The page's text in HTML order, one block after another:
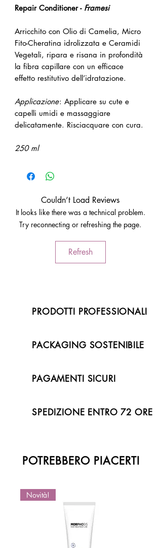
Repair Conditioner - Framesi
Arricchito con Olio di Camelia, Micro
Fito-Cheratina idrolizzata e Ceramidi
Vegetali, ripara e risana in profondità
la fibra capillare con un efficace
effetto restitutivo dell’idratazione.
Applicazione: Applicare su cute e
capelli umidi e massaggiare
delicatamente. Risciacquare con cura.
250 ml
Couldn’t Load Reviews
It looks like there was a technical problem.
Try reconnecting or refreshing the page.
Refresh
PRODOTTI PROFESSIONALI
PACKAGING SOSTENIBILE
PAGAMENTI SICURI
SPEDIZIONE ENTRO 72 ORE
POTREBBERO PIACERTI
Novità!